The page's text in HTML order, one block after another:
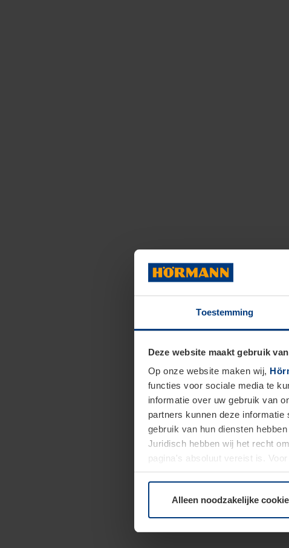
Toestemming
Deze website maakt gebruik
Op onze website maken wij,
functies voor sociale media te
informatie over uw gebruik van
partners kunnen deze
gebruik van hun diensten
Juridisch hebben wij het recht
pagina's absoluut vereist is.
moment bij de uitleg van de
Alleen noodzakelijke